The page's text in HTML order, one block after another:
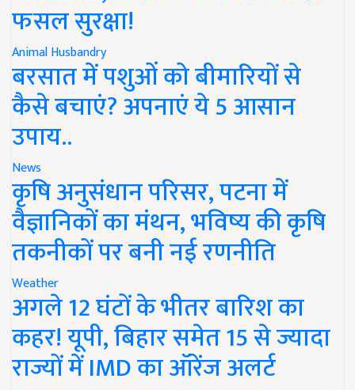
फसल सुरक्षा!
Animal Husbandry
बरसात में पशुओं को बीमारियों से
कैसे बचाएं? अपनाएं ये 5 आसान
उपाय..
News
कृषि अनुसंधान परिसर, पटना में
वैज्ञानिकों का मंथन, भविष्य की कृषि
तकनीकों पर बनी नई रणनीति
Weather
अगले 12 घंटों के भीतर बारिश का
कहर! यूपी, बिहार समेत 15 से ज्यादा
राज्यों में IMD का ऑरेंज अलर्ट